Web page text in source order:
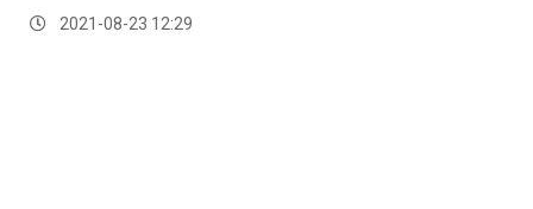
2021-08-23 12:29